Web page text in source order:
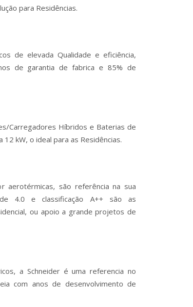
para Residências.
de elevada Qualidade e eficiência,
de garantia de fabrica e 85% de
Carregadores Híbridos e Baterias de
kW, o ideal para as Residências.
aerotérmicas, são referência na sua
4.0 e classificação A++ são as
ou apoio a grande projetos de
a Schneider é uma referencia no
com anos de desenvolvimento de